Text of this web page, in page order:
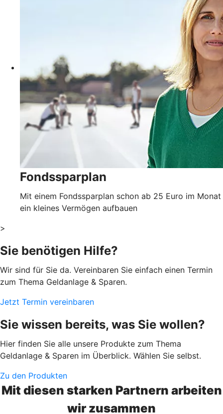
Fondssparplan
Mit einem Fondssparplan schon ab 25 Euro im Monat
ein kleines Vermögen aufbauen
>
Sie benötigen Hilfe?
Wir sind für Sie da. Vereinbaren Sie einfach einen Termin
zum Thema Geldanlage & Sparen.
Jetzt Termin vereinbaren
Sie wissen bereits, was Sie wollen?
Hier finden Sie alle unsere Produkte zum Thema
Geldanlage & Sparen im Überblick. Wählen Sie selbst.
Zu den Produkten
Mit diesen starken Partnern arbeiten
wir zusammen